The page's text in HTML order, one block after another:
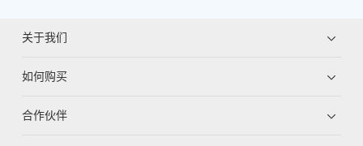
关于我们
如何购买
合作伙伴